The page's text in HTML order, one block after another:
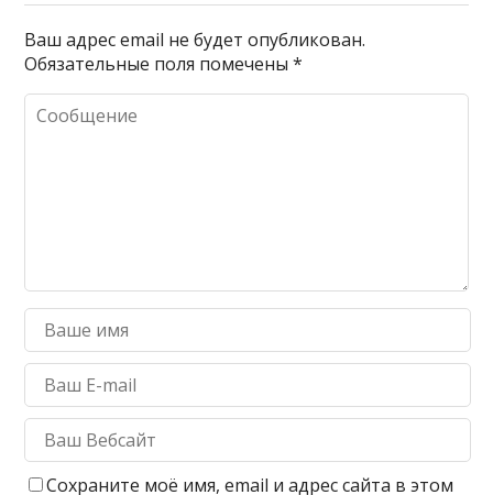
Ваш адрес email не будет опубликован.
Обязательные поля помечены*
Сохраните моё имя, email и адрес сайта в этом